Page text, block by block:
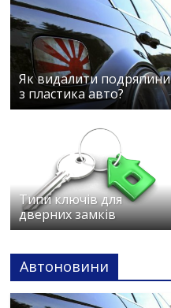
Як видалити подряпини
з пластика авто?
Типи ключів для
дверних замків
Автоновини